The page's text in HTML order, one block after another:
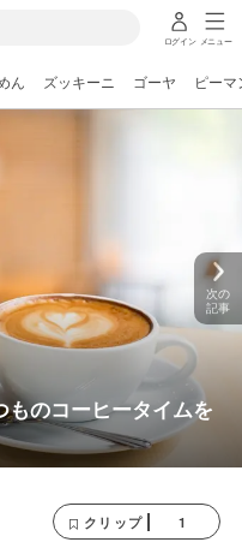
ログイン メニュー
ん ズッキーニ ゴーヤ ピーマ
ものコーヒータイムを
次の
記事
クリップ 1